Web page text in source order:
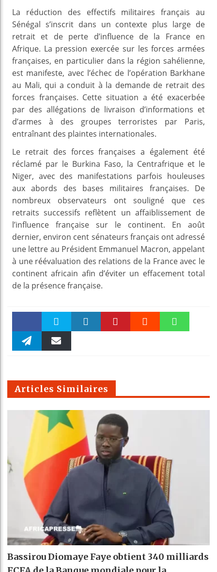
La réduction des effectifs militaires français au
Sénégal s’inscrit dans un contexte plus large de
retrait et de perte d’influence de la France en
Afrique. La pression exercée sur les forces armées
françaises, en particulier dans la région sahélienne,
est manifeste, avec l’échec de l’opération Barkhane
au Mali, qui a conduit à la demande de retrait des
forces françaises. Cette situation a été exacerbée
par des allégations de livraison d’informations et
d’armes à des groupes terroristes par Paris,
entraînant des plaintes internationales.
Le retrait des forces françaises a également été
réclamé par le Burkina Faso, la Centrafrique et le
Niger, avec des manifestations parfois houleuses
aux abords des bases militaires françaises. De
nombreux observateurs ont souligné que ces
retraits successifs reflètent un affaiblissement de
l’influence française sur le continent. En août
dernier, environ cent sénateurs français ont adressé
une lettre au Président Emmanuel Macron, appelant
à une réévaluation des relations de la France avec le
continent africain afin d’éviter un effacement total
de la présence française.
Faceboo Twitter
m
Articles Similaires
Bassirou Diomaye Faye obtient 340 milliards